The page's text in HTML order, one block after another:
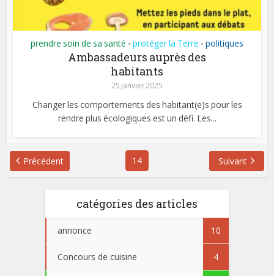
prendre soin de sa santé • protéger la Terre • politiques
Ambassadeurs auprès des
habitants
25 janvier 2025
Changer les comportements des habitant(e)s pour les
rendre plus écologiques est un défi. Les...
Précédent 14 Suivant
catégories des articles
annonce 10
Concours de cuisine 4